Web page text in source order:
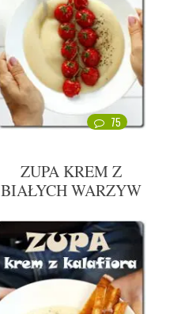
75
ZUPA KREM Z
BIAŁYCH WARZYW